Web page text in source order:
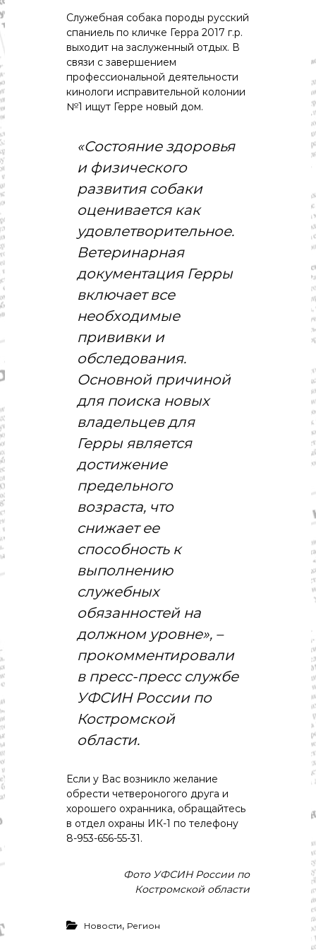
т
.
Н
о
в
о
с
п
о
и
и
к
,
к
о
о
и
к
,
у
л
т
р
а
с
о
р
Служебная собака породы русский
спаниель по кличке Герра 2017 г.р.
выходит на заслуженный отдых. В
связи с завершением
профессиональной деятельности
кинологи исправительной колонии
№1 ищут Герре новый дом.
«Состояние здоровья
и физического
развития собаки
оценивается как
удовлетворительное.
Ветеринарная
документация Герры
включает все
необходимые
прививки и
обследования.
Основной причиной
для поиска новых
владельцев для
Герры является
достижение
предельного
возраста, что
снижает ее
способность к
выполнению
служебных
обязанностей на
должном уровне», –
прокомментировали
в пресс-пресс службе
УФСИН России по
Костромской
области.
Если у Вас возникло желание
обрести четвероногого друга и
хорошего охранника, обращайтесь
в отдел охраны ИК-1 по телефону
8-953-656-55-31.
Фото УФСИН России по
Костромской области
Новости, Регион